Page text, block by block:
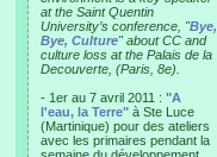
at the Saint Quentin
University’s conference, "Bye,
Bye, Culture" about CC and
culture loss at the Palais de la
Decouverte, (Paris, 8e).
- 1er au 7 avril 2011 : "A
l'eau, la Terre" à Ste Luce
(Martinique) pour des ateliers
avec les primaires pendant la